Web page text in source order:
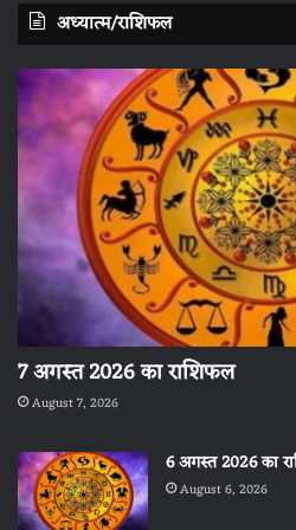
अध्यात्म/राशिफल
7 अगस्त 2026 का राशिफल
August 7, 2026
6 अगस्त 2026 का
August 6, 2026